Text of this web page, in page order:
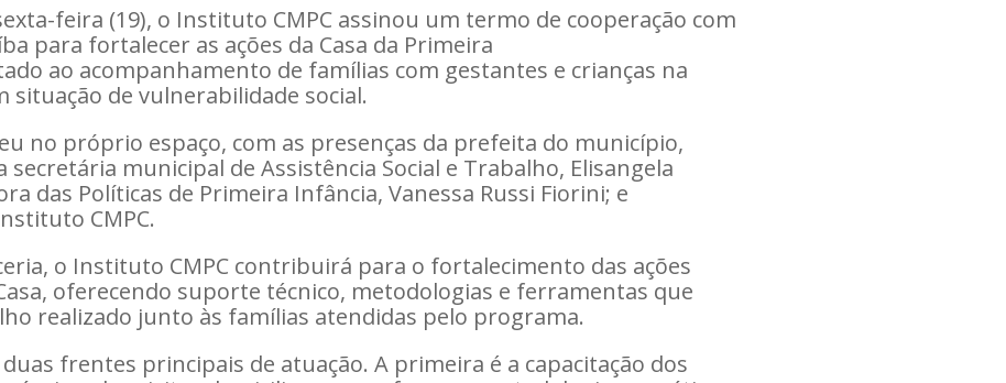
feira (19), o Instituto CMPC assinou um termo de cooperação com
para fortalecer as ações da Casa da Primeira
ao acompanhamento de famílias com gestantes e crianças na
situação de vulnerabilidade social.
no próprio espaço, com as presenças da prefeita do município,
secretária municipal de Assistência Social e Trabalho, Elisangela
das Políticas de Primeira Infância, Vanessa Russi Fiorini; e
CMPC.
o Instituto CMPC contribuirá para o fortalecimento das ações
oferecendo suporte técnico, metodologias e ferramentas que
realizado junto às famílias atendidas pelo programa.
frentes principais de atuação. A primeira é a capacitação dos